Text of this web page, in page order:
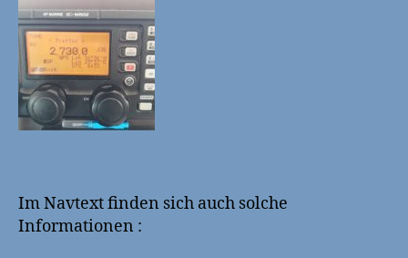
Im Navtext finden sich auch solche
Informationen :